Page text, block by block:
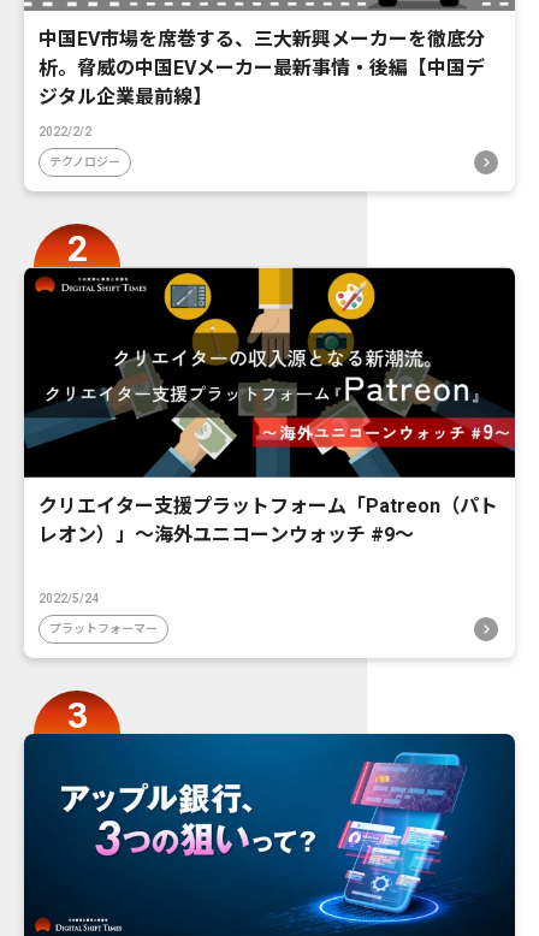
中国EV市場を席巻する、三大新興メーカーを徹底分
析。脅威の中国EVメーカー最新事情・後編【中国デ
ジタル企業最前線】
2022/2/2
テクノロジー
クリエイター支援プラットフォーム「Patreon（パト
レオン）」〜海外ユニコーンウォッチ #9〜
2022/5/24
プラットフォーマー